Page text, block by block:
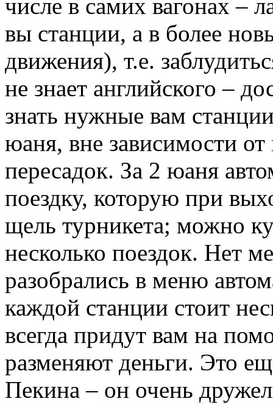
числе в самих вагонах –
вы станции, а в более
движения), т.е.
не знает английского –
знать нужные вам
юаня, вне зависимости от
пересадок. За 2 юаня
поездку, которую при
щель турникета; можно
несколько поездок. Нет
разобрались в меню
каждой станции стоит
всегда придут вам на
разменяют деньги. Это
Пекина – он очень